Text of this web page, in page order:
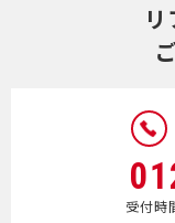
受付時